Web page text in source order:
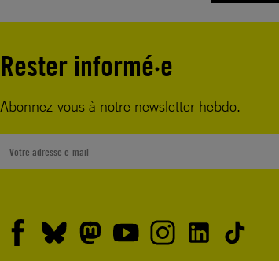
Rester informé·e
Abonnez-vous à notre newsletter hebdo.